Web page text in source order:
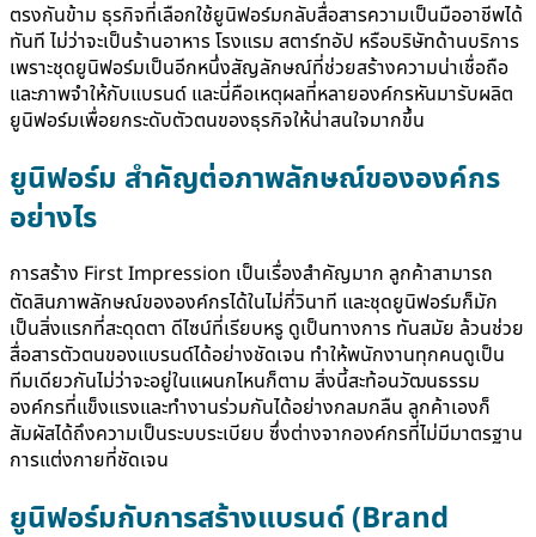
ตรงกันข้าม ธุรกิจที่เลือกใช้ยูนิฟอร์มกลับสื่อสารความเป็นมืออาชีพได้
ทันที ไม่ว่าจะเป็นร้านอาหาร โรงแรม สตาร์ทอัป หรือบริษัทด้านบริการ
เพราะชุดยูนิฟอร์มเป็นอีกหนึ่งสัญลักษณ์ที่ช่วยสร้างความน่าเชื่อถือ
และภาพจำให้กับแบรนด์ และนี่คือเหตุผลที่หลายองค์กรหันมารับผลิต
ยูนิฟอร์มเพื่อยกระดับตัวตนของธุรกิจให้น่าสนใจมากขึ้น
ยูนิฟอร์ม สำคัญต่อภาพลักษณ์ขององค์กร
อย่างไร
การสร้าง First Impression เป็นเรื่องสำคัญมาก ลูกค้าสามารถ
ตัดสินภาพลักษณ์ขององค์กรได้ในไม่กี่วินาที และชุดยูนิฟอร์มก็มัก
เป็นสิ่งแรกที่สะดุดตา ดีไซน์ที่เรียบหรู ดูเป็นทางการ ทันสมัย ล้วนช่วย
สื่อสารตัวตนของแบรนด์ได้อย่างชัดเจน ทำให้พนักงานทุกคนดูเป็น
ทีมเดียวกันไม่ว่าจะอยู่ในแผนกไหนก็ตาม สิ่งนี้สะท้อนวัฒนธรรม
องค์กรที่แข็งแรงและทำงานร่วมกันได้อย่างกลมกลืน ลูกค้าเองก็
สัมผัสได้ถึงความเป็นระบบระเบียบ ซึ่งต่างจากองค์กรที่ไม่มีมาตรฐาน
การแต่งกายที่ชัดเจน
ยูนิฟอร์มกับการสร้างแบรนด์ (Brand